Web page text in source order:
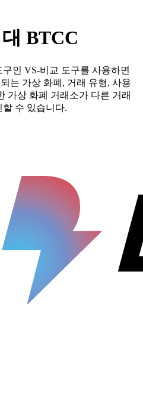
BTCC
인 VS-비교 도구를 사용하면
는 가상 화폐, 거래 유형, 사용
가상 화폐 거래소가 다른 거래
수 있습니다.